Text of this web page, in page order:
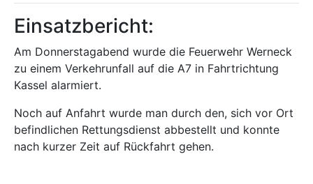
Einsatzbericht:
Am Donnerstagabend wurde die Feuerwehr Werneck
zu einem Verkehrunfall auf die A7 in Fahrtrichtung
Kassel alarmiert.
Noch auf Anfahrt wurde man durch den, sich vor Ort
befindlichen Rettungsdienst abbestellt und konnte
nach kurzer Zeit auf Rückfahrt gehen.